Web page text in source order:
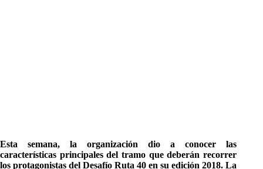
Esta semana, la organización dio a conocer las
características principales del tramo que deberán recorrer
los protagonistas del Desafío Ruta 40 en su edición 2018. La